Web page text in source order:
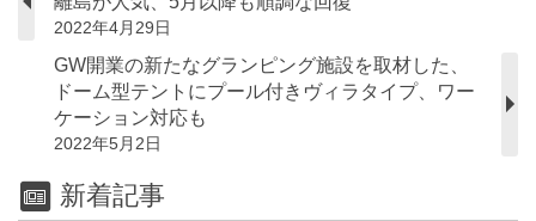
2022年4月29日
GW開業の新たなグランピング施設を取材した、
ドーム型テントにプール付きヴィラタイプ、ワー
ケーション対応も
2022年5月2日
新着記事